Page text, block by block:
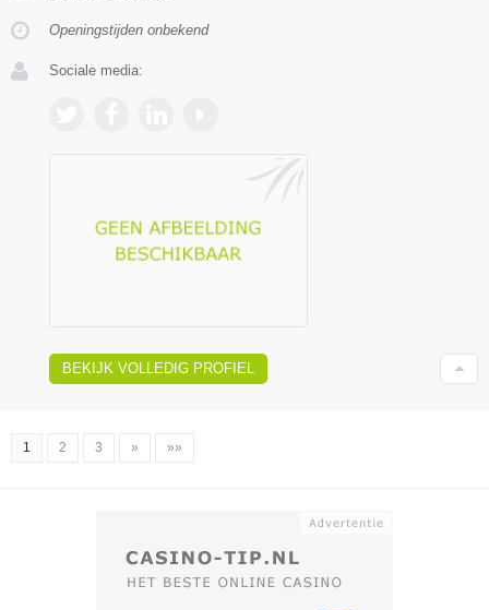
Openingstijden onbekend
Sociale media:
BEKIJK VOLLEDIG PROFIEL
1 2 3 » »»